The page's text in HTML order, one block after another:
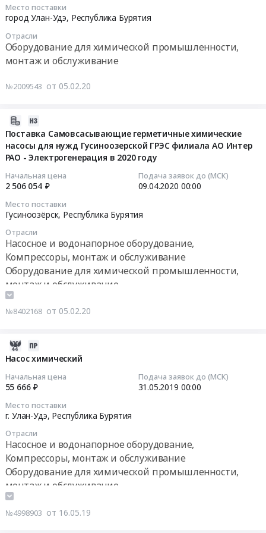
2
2
14»
Место поставки
город Улан-Удэ, Республика Бурятия
Отрасли
Оборудование для химической промышленности,
монтаж и обслуживание
№2009543 от 05.02.20
1
14»
14»
Поставка Самовсасывающие герметичные химические
насосы для нужд Гусиноозерской ГРЭС филиала АО Интер
РАО - Электрогенерация в 2020 году
Начальная цена
2 506 054 ₽
Подача заявок до (МСК)
09.04.2020 00:00
Место поставки
Гусиноозёрск, Республика Бурятия
Отрасли
Насосное и водонапорное оборудование,
Компрессоры, монтаж и обслуживание
Оборудование для химической промышленности,
монтаж и обслуживание
№8402168 от 05.02.20
Насос химический
Начальная цена
55 666 ₽
Подача заявок до (МСК)
31.05.2019 00:00
Место поставки
г. Улан-Удэ, Республика Бурятия
Отрасли
Насосное и водонапорное оборудование,
Компрессоры, монтаж и обслуживание
Оборудование для химической промышленности,
монтаж и обслуживание
№4998903 от 16.05.19